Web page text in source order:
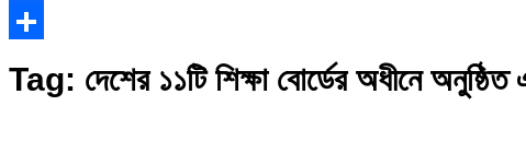
Facebook
Tag: দেশের ১১টি শিক্ষা বোর্ডের অধীনে